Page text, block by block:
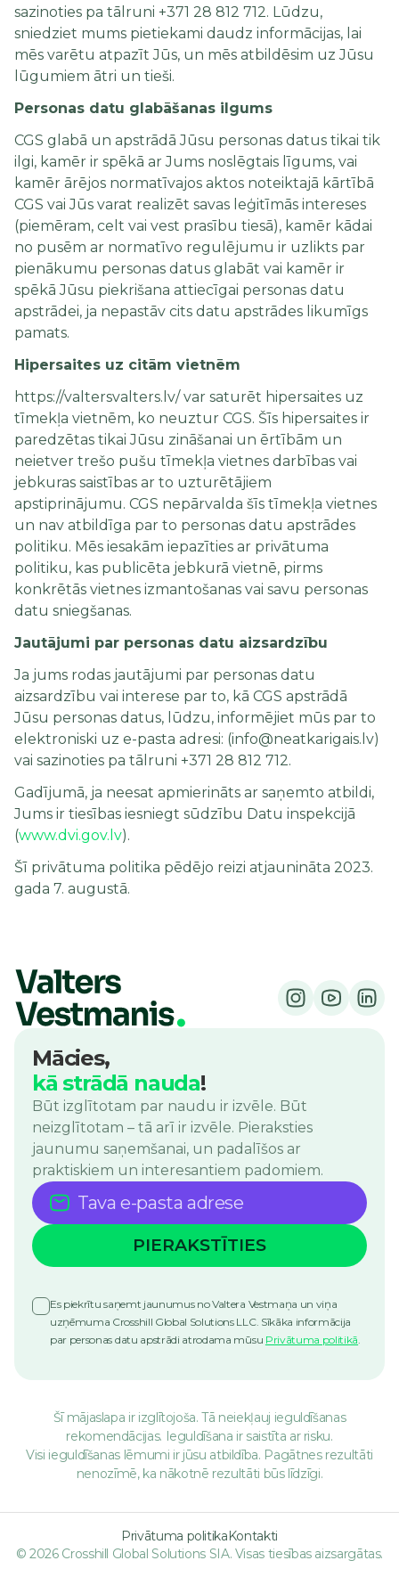
sazinoties pa tālruni +371 28 812 712. Lūdzu,
sniedziet mums pietiekami daudz informācijas, lai
mēs varētu atpazīt Jūs, un mēs atbildēsim uz Jūsu
lūgumiem ātri un tieši.
Personas datu glabāšanas ilgums
CGS glabā un apstrādā Jūsu personas datus tikai tik
ilgi, kamēr ir spēkā ar Jums noslēgtais līgums, vai
kamēr ārējos normatīvajos aktos noteiktajā kārtībā
CGS vai Jūs varat realizēt savas leģitīmās intereses
(piemēram, celt vai vest prasību tiesā), kamēr kādai
no pusēm ar normatīvo regulējumu ir uzlikts par
pienākumu personas datus glabāt vai kamēr ir
spēkā Jūsu piekrišana attiecīgai personas datu
apstrādei, ja nepastāv cits datu apstrādes likumīgs
pamats.
Hipersaites uz citām vietnēm
https://valtersvalters.lv/ var saturēt hipersaites uz
tīmekļa vietnēm, ko neuztur CGS. Šīs hipersaites ir
paredzētas tikai Jūsu zināšanai un ērtībām un
neietver trešo pušu tīmekļa vietnes darbības vai
jebkuras saistības ar to uzturētājiem
apstiprinājumu. CGS nepārvalda šīs tīmekļa vietnes
un nav atbildīga par to personas datu apstrādes
politiku. Mēs iesakām iepazīties ar privātuma
politiku, kas publicēta jebkurā vietnē, pirms
konkrētās vietnes izmantošanas vai savu personas
datu sniegšanas.
Jautājumi par personas datu aizsardzību
Ja jums rodas jautājumi par personas datu
aizsardzību vai interese par to, kā CGS apstrādā
Jūsu personas datus, lūdzu, informējiet mūs par to
elektroniski uz e-pasta adresi: (info@neatkarigais.lv)
vai sazinoties pa tālruni +371 28 812 712.
Gadījumā, ja neesat apmierināts ar saņemto atbildi,
Jums ir tiesības iesniegt sūdzību Datu inspekcijā
(www.dvi.gov.lv).
Šī privātuma politika pēdējo reizi atjaunināta 2023.
gada 7. augustā.
Mācies,
kā strādā nauda!
Būt izglītotam par naudu ir izvēle. Būt
neizglītotam – tā arī ir izvēle. Pieraksties
jaunumu saņemšanai, un padalīšos ar
praktiskiem un interesantiem padomiem.
Es piekrītu saņemt jaunumus no Valtera Vestmaņa un viņa
uzņēmuma Crosshill Global Solutions LLC. Sīkāka informācija
par personas datu apstrādi atrodama mūsu Privātuma politikā.
Šī mājaslapa ir izglītojoša. Tā neiekļauj ieguldīšanas
rekomendācijas. Ieguldīšana ir saistīta ar risku.
Visi ieguldīšanas lēmumi ir jūsu atbildība. Pagātnes rezultāti
nenozīmē, ka nākotnē rezultāti būs līdzīgi.
© 2026 Crosshill Global Solutions SIA. Visas tiesības aizsargātas.
Privātuma politikaKontakti